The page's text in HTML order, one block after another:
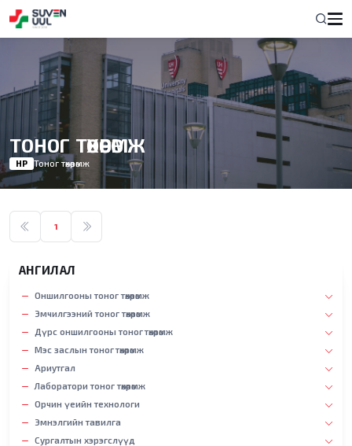
ТОНОГ ТӨХӨӨРӨМЖ
НҮҮР Тоног төхөөрөмж
1
АНГИЛАЛ
Оншилгооны тоног төхөөрөмж
Эмчилгээний тоног төхөөрөмж
Дүрс оншилгооны тоног төхөөрөмж
Мэс заслын тоног төхөөрөмж
Ариутгал
Лаборатори тоног төхөөрөмж
Орчин үеийн технологи
Эмнэлгийн тавилга
Сургалтын хэрэгслүүд